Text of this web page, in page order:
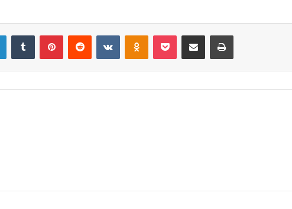
LinkedInTumblr PinterestReddit VKontakteOdnoklassniki
Pocket Share via Email Print